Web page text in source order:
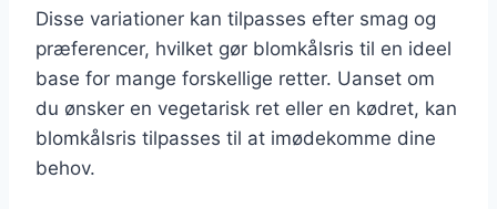
Disse variationer kan tilpasses efter smag og
præferencer, hvilket gør blomkålsris til en ideel
base for mange forskellige retter. Uanset om
du ønsker en vegetarisk ret eller en kødret, kan
blomkålsris tilpasses til at imødekomme dine
behov.